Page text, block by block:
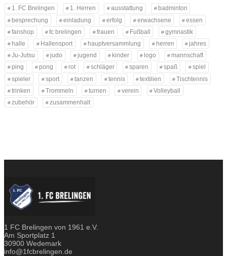
1. FC Brelingen 1. Herren ausstattung
badminton
besprechung
einladung erfolg erwachsene
essen
fanshop
fc brelingen frauen Fußball
gymnastik
halle
Hallensport hauptversammlung herren
jahres
Ju-Jutsu
judo jugend kinder logo
mannschaft
ping
pong rot schläger sparen spaß
spiel
spieler
sport tanzen tennis textilien
Tischtennis
trinken
Trommeln turnen verein
Volleyball
zubehör
zusammenhalt
1 FC Brelingen von 1961 e.V.
Am Sportplatz 1
30900 Wedemark
info@1fcbrelingen.de